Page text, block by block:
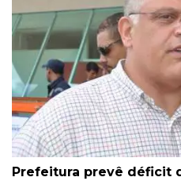
Prefeitura prevê déficit